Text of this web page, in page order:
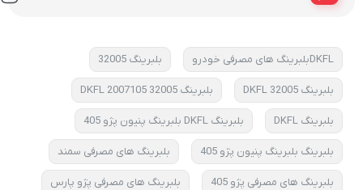
DKFLبلبرینگ های مصرفی خودرو بلبرینگ 32005
بلبرینگ 32005 DKFL بلبرینگ 32005 DKFL 2007105
بلبرینگ DKFL بلبرینگ DKFL بلبرینگ پنیون پژو 405
بلبرینگ بلبرینگ پنیون پژو 405 بلبرینگ های مصرفی سمند
بلبرینگ های مصرفی پژو 405 بلبرینگ های مصرفی پژو پارس